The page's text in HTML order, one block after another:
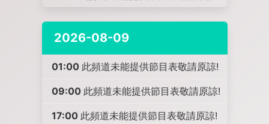
2026-08-09
01:00 此頻道未能提供節目表敬請原諒!
09:00 此頻道未能提供節目表敬請原諒!
17:00 此頻道未能提供節目表敬請原諒!